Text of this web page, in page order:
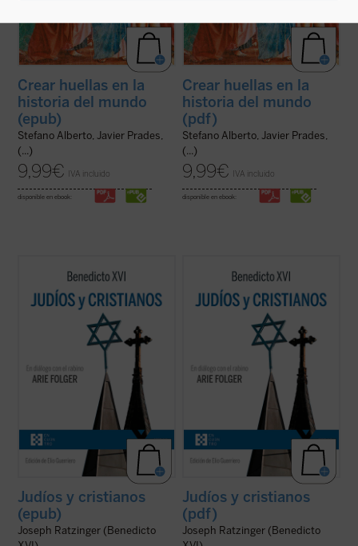
Crear huellas en la
historia del mundo
(epub)
Stefano Alberto, Javier Prades,
(...)
9,99€ IVA incluido
disponible en ebook:
Crear huellas en la
historia del mundo
(pdf)
Stefano Alberto, Javier Prades,
(...)
9,99€ IVA incluido
disponible en ebook:
pontífice anciano cuyas palabras resuenan
como un eco de un mundo lejano y un joven
rabino que vive en la Viena cada vez más
secular y dispersiva del siglo XXI. Es una
apasionante sucesión de escritos, ...
Judíos y cristianos
(epub)
Joseph Ratzinger (Benedicto
pontífice anciano cuyas palabras resuenan
como un eco de un mundo lejano y un joven
rabino que vive en la Viena cada vez más
secular y dispersiva del siglo XXI. Es una
apasionante sucesión de escritos, ...
Judíos y cristianos
(pdf)
Joseph Ratzinger (Benedicto